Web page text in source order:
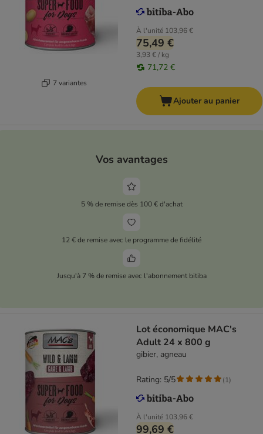
7 variantes
À l'unité 103,96 €
75,49 €
3,93 € / kg
71,72 €
Ajouter au panier
Vos avantages
5 % de remise dès 100 € d'achat
12 € de remise avec le programme de fidélité
Jusqu'à 7 % de remise avec l'abonnement bitiba
Lot économique MAC's
Adult 24 x 800 g
gibier, agneau
À l'unité 103,96 €
99,69 €
Rating: 5/5 (1)